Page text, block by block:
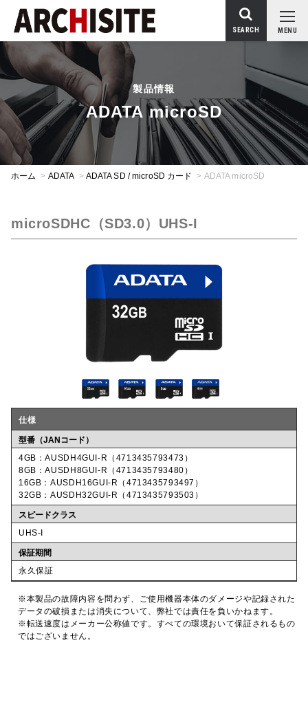
MENU
SEARCH
製品情報
ADATA microSD
ホーム > ADATA > ADATA SD / microSD カード > ADATA microSD
microSDHC（SD3.0）UHS-I
仕様
型番（JANコード）
4GB：AUSDH4GUI-R（4713435793473）
8GB：AUSDH8GUI-R（4713435793480）
16GB：AUSDH16GUI-R（4713435793497）
32GB：AUSDH32GUI-R（4713435793503）
スピードクラス
UHS-I
保証期間
永久保証
※本製品の故障内容を問わず、ご使用機器本体のダメージや記録された
データの破損または消失について、弊社では責任を負いかねます。
※転送速度はメーカー公称値です。すべての環境おいて保証されるもの
ではございません。